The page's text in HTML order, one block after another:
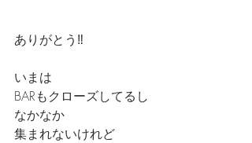
ありがとう‼️
いまは
BARもクローズしてるし
なかなか
集まれないけれど